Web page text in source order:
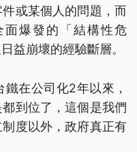
或某個人的問題，而
爆發的「結構性危
益崩壞的經驗斷層。
在公司化2年以來，
到位了，這個是我們
度以外，政府真正有